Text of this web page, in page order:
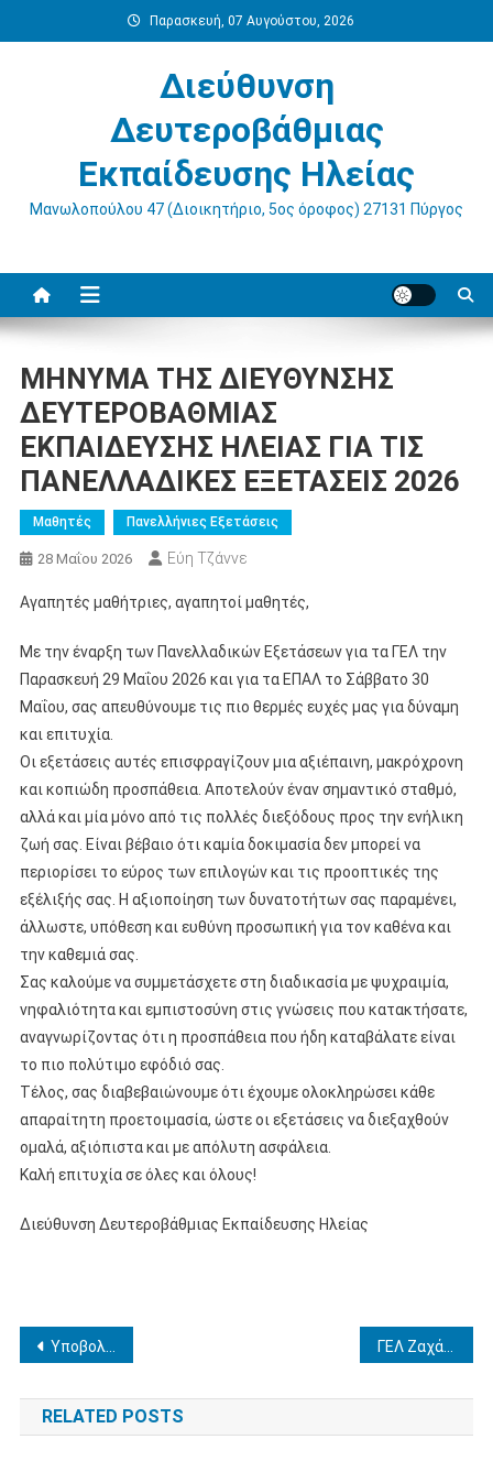
στο
Παρασκευή, 07 Αυγούστου, 2026
Διεύθυνση
Δευτεροβάθμιας
Εκπαίδευσης Ηλείας
Μανωλοπούλου 47 (Διοικητήριο, 5ος όροφος) 27131 Πύργος
ΜΗΝΥΜΑ ΤΗΣ ΔΙΕΥΘΥΝΣΗΣ
ΔΕΥΤΕΡΟΒΑΘΜΙΑΣ
ΕΚΠΑΙΔΕΥΣΗΣ ΗΛΕΙΑΣ ΓΙΑ ΤΙΣ
ΠΑΝΕΛΛΑΔΙΚΕΣ ΕΞΕΤΑΣΕΙΣ 2026
Μαθητές Πανελλήνιες Εξετάσεις
28 Μαΐου 2026 Εύη Τζάννε
Αγαπητές μαθήτριες, αγαπητοί μαθητές,
Με την έναρξη των Πανελλαδικών Εξετάσεων για τα ΓΕΛ την
Παρασκευή 29 Μαΐου 2026 και για τα ΕΠΑΛ το Σάββατο 30
Μαΐου, σας απευθύνουμε τις πιο θερμές ευχές μας για δύναμη
και επιτυχία.
Οι εξετάσεις αυτές επισφραγίζουν μια αξιέπαινη, μακρόχρονη
και κοπιώδη προσπάθεια. Αποτελούν έναν σημαντικό σταθμό,
αλλά και μία μόνο από τις πολλές διεξόδους προς την ενήλικη
ζωή σας. Είναι βέβαιο ότι καμία δοκιμασία δεν μπορεί να
περιορίσει το εύρος των επιλογών και τις προοπτικές της
εξέλιξής σας. Η αξιοποίηση των δυνατοτήτων σας παραμένει,
άλλωστε, υπόθεση και ευθύνη προσωπική για τον καθένα και
την καθεμιά σας.
Σας καλούμε να συμμετάσχετε στη διαδικασία με ψυχραιμία,
νηφαλιότητα και εμπιστοσύνη στις γνώσεις που κατακτήσατε,
αναγνωρίζοντας ότι η προσπάθεια που ήδη καταβάλατε είναι
το πιο πολύτιμο εφόδιό σας.
Τέλος, σας διαβεβαιώνουμε ότι έχουμε ολοκληρώσει κάθε
απαραίτητη προετοιμασία, ώστε οι εξετάσεις να διεξαχθούν
ομαλά, αξιόπιστα και με απόλυτη ασφάλεια.
Καλή επιτυχία σε όλες και όλους!
Διεύθυνση Δευτεροβάθμιας Εκπαίδευσης Ηλείας
Πλοήγηση
άρθρων
Υποβολή δήλωσης προτίμησης για βελτίωση θέσης – Οριστικής Τοποθέτησης σε κενές οργανικές θέσεις Δ.Ε. Ηλείας
RELATED POSTS